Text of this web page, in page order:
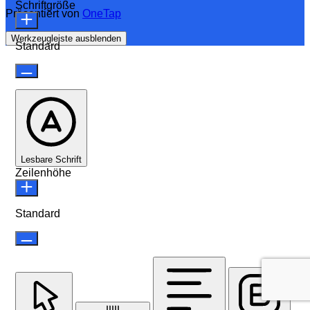
Präsentiert von OneTap
Werkzeugleiste ausblenden
Schriftgröße
Standard
Lesbare Schrift
Zeilenhöhe
Standard